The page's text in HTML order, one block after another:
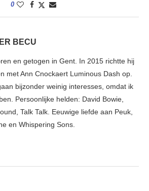
0
BECU
en getogen in Gent. In 2015 richtte hij
met Ann Cnockaert Luminous Dash op.
bijzonder weinig interesses, omdat ik
Persoonlijke helden: David Bowie,
Talk Talk. Eeuwige liefde aan Peuk,
en Whispering Sons.